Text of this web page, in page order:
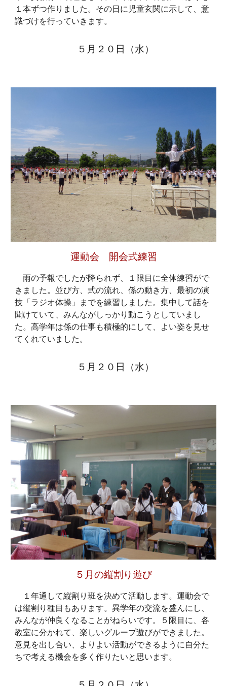
１本ずつ作りました。その日に児童玄関に示して、意
識づけを行っていきます。
５月 ２０ 日（水）
運動会 開会式練習
雨の予報でしたが降られず、１限目に全体練習がで
きました。並び方、式の流れ、係の動き方、最初の演
技「ラジオ体操」までを練習しました。集中して話を
聞けていて、みんながしっかり動こうとしていまし
た。高学年は係の仕事も積極的にして、よい姿を見せ
てくれていました。
５月２０日（水）
５月の縦割り遊び
１年通して縦割り班を決めて活動します。運動会で
は縦割り種目もあります。異学年の交流を盛んにし、
みんなが仲良くなることがねらいです。５限目に、各
教室に分かれて、楽しいグループ遊びができました。
意見を出し合い、よりよい活動ができるように自分た
ちで考える機会を多く作りたいと思います。